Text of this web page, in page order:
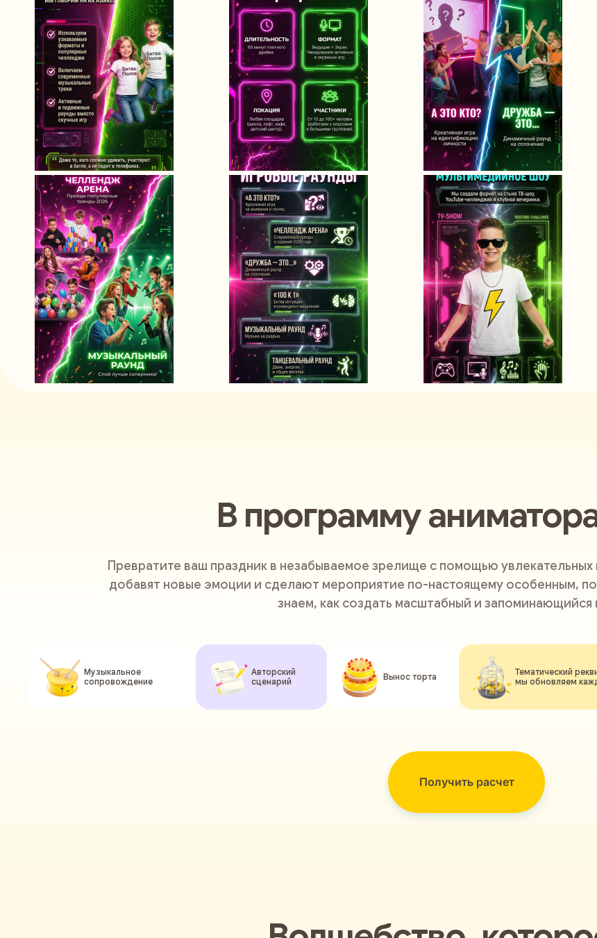
В программу
Превратите ваш праздник в незабываемое зрелище с помощью
добавят новые эмоции и сделают мероприятие по-настоящему особенным,
знаем, как создать масштабный и запоминающийся
Музыкальное
сопровождение
Авторский
сценарий
Вынос торта
Тематический
мы обновляем
Получить расчет